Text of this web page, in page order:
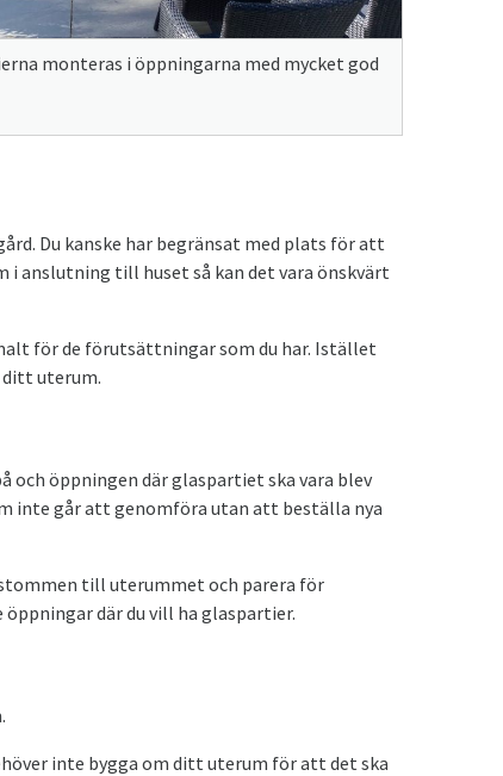
monteras i öppningarna med mycket god
Du kanske har begränsat med plats för att
anslutning till huset så kan det vara önskvärt
för de förutsättningar som du har. Istället
ditt uterum.
och öppningen där glaspartiet ska vara blev
inte går att genomföra utan att beställa nya
till uterummet och parera för
där du vill ha glaspartier.
inte bygga om ditt uterum för att det ska